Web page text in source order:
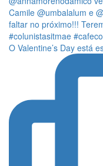
O Valentine’s Day está